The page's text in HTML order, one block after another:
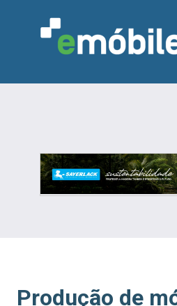
INDÚSTRIA MARCENARIA
INDICADORES
FEIRAS NOTÍCIAS
Produção de